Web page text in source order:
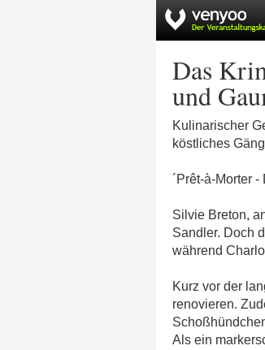
Das
und
Kulinarischer
köstliches
´Prêt-à-Morter -
Silvie Breton,
Sandler. Doch
während
Kurz vor der
renovieren.
Als ein